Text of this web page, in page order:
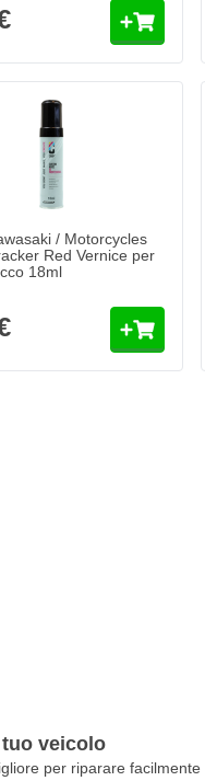
/ Motorcycles
Red Vernice per
18ml
veicolo
per riparare facilmente